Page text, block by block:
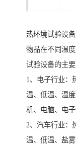
热环境试验设
物品在不同温
试验设备的主要
1、电子行业：
温、低温、温
机、电脑、电子
2、汽车行业：
温、低温、盐